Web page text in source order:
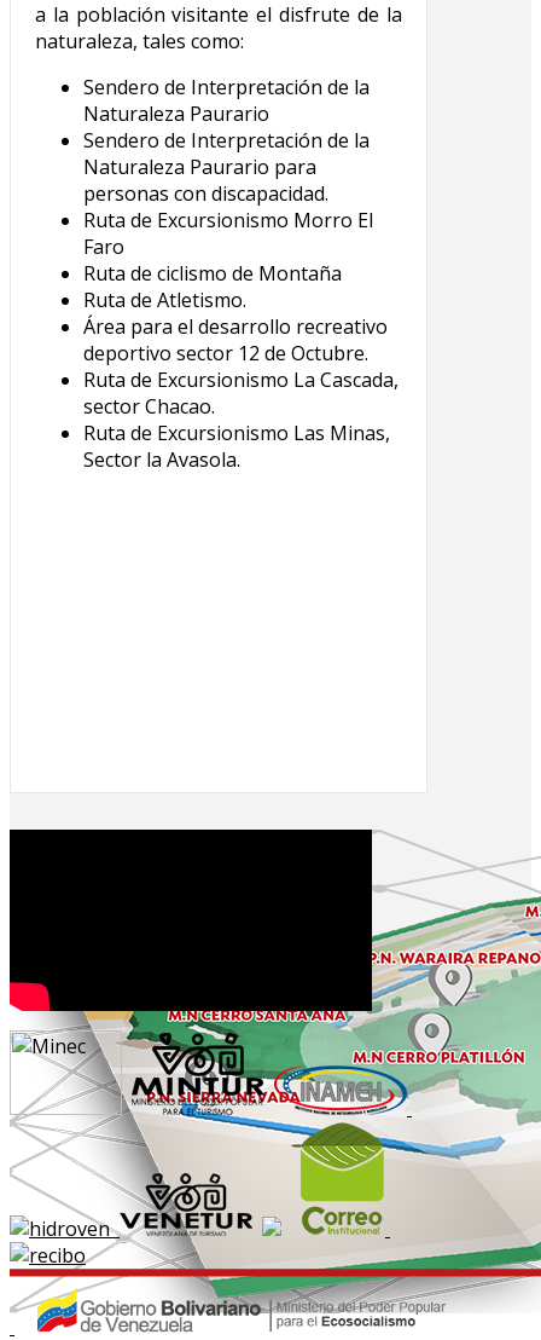
a la población visitante el disfrute de la
naturaleza, tales como:
Sendero de Interpretación de la
Naturaleza Paurario
Sendero de Interpretación de la
Naturaleza Paurario para
personas con discapacidad.
Ruta de Excursionismo Morro El
Faro
Ruta de ciclismo de Montaña
Ruta de Atletismo.
Área para el desarrollo recreativo
deportivo sector 12 de Octubre.
Ruta de Excursionismo La Cascada,
sector Chacao.
Ruta de Excursionismo Las Minas,
Sector la Avasola.